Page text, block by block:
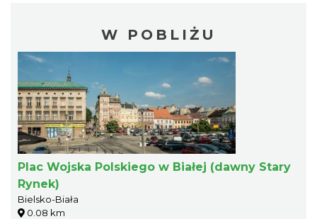
W POBLIŻU
Plac Wojska Polskiego w Białej (dawny Stary
Rynek)
Bielsko-Biała
0.08 km